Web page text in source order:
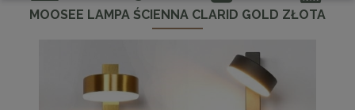
MOOSEE LAMPA ŚCIENNA CLARID GOLD ZŁOTA